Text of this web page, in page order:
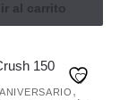
al carrito
,